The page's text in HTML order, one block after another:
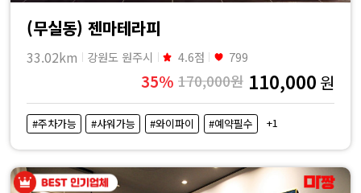
(무실동) 젠마테라피
33.02km 강원도 원주시 4.6점 799
35% 170,000원 110,000 원
#주차가능 #샤워가능 #와이파이 #예약필수 +1